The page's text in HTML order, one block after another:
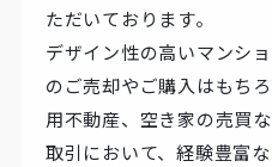
ただいております。
デザイン性の高いマンシ
のご売却やご購入はもち
用不動産、空き家の売買
取引において、経験豊富